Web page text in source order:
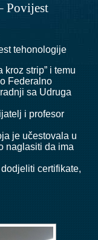
Povijest
tehonologije
strip” i temu
Federalno
sa Udruga
i profesor
je učestovala u
naglasiti da ima
certifikate,